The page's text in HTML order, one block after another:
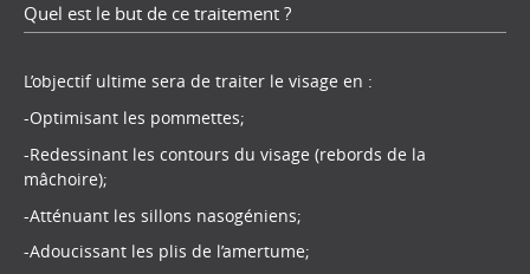
Quel est le but de ce traitement ?
L’objectif ultime sera de traiter le visage en :
-Optimisant les pommettes;
-Redessinant les contours du visage (rebords de la
mâchoire);
-Atténuant les sillons nasogéniens;
-Adoucissant les plis de l’amertume;